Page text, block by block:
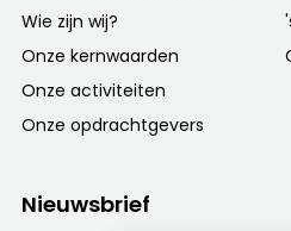
Wie zijn wij?
Onze kernwaarden
Onze activiteiten
Onze opdrachtgevers
Nieuwsbrief